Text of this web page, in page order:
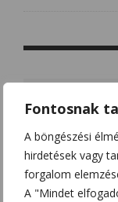
Fontosnak
A böngészési
hirdetések vagy
forgalom
A "Mindet
Search
for: